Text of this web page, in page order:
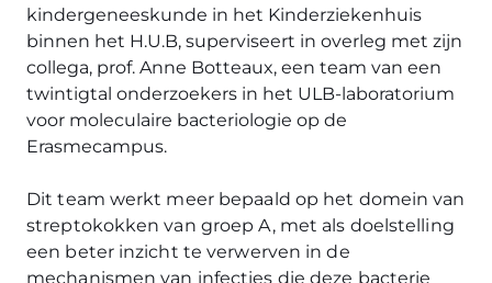
kindergeneeskunde in het Kinderziekenhuis
binnen het H.U.B, superviseert in overleg met zijn
collega, prof. Anne Botteaux, een team van een
twintigtal onderzoekers in het ULB-laboratorium
voor moleculaire bacteriologie op de
Erasmecampus.
Dit team werkt meer bepaald op het domein van
streptokokken van groep A, met als doelstelling
een beter inzicht te verwerven in de
mechanismen van infecties die deze bacterie